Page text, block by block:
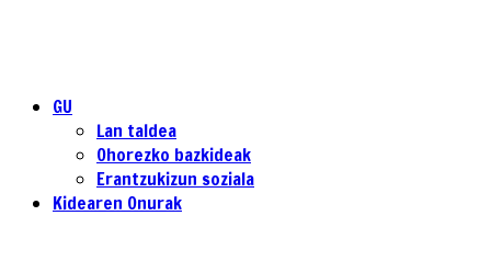
GU
Lan taldea
Ohorezko bazkideak
Erantzukizun soziala
Kidearen Onurak